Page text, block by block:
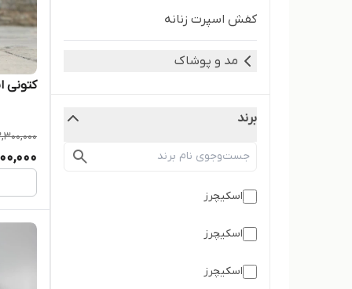
کفش اسپرت زنانه
مد و پوشاک
برند
اسکیچرز
اسکیچرز
اسکیچرز
کتونی